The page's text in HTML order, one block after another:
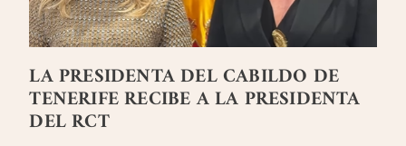
LA PRESIDENTA DEL CABILDO DE
TENERIFE RECIBE A LA PRESIDENTA
DEL RCT